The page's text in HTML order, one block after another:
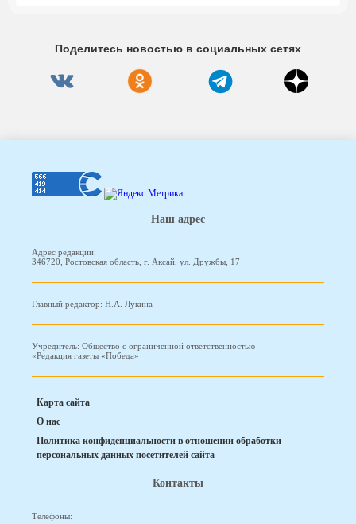
Поделитесь новостью в социальных сетях
Наш адрес
Адрес редакции:
346720, Ростовская область, г. Аксай, ул. Дружбы, 17
Главный редактор: Н.А. Лукина
Учредитель: Общество с ограниченной ответственностью
«Редакция газеты «Победа»
Карта сайта
О нас
Политика конфиденциальности в отношении обработки
персональных данных посетителей сайта
Контакты
Телефоны: